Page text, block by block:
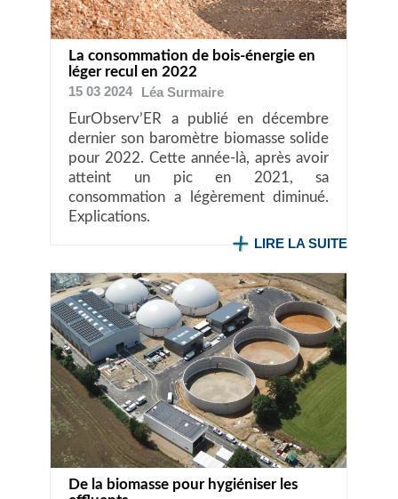
La consommation de bois-énergie en
léger recul en 2022
15 03 2024
LéaSurmaire
EurObserv’ER a publié en décembre
dernier son baromètre biomasse solide
pour 2022. Cette année-là, après avoir
atteint un pic en 2021, sa
consommation a légèrement diminué.
Explications.
LIRE LA SUITE
De la biomasse pour hygiéniser les